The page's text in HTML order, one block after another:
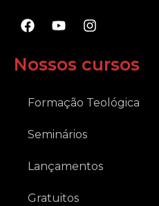
F
a
e
b
o
Y
o
t
u
e
I
n
t
a
r
Nossos cursos
Formação Teológica
Seminários
Lançamentos
Gratuitos